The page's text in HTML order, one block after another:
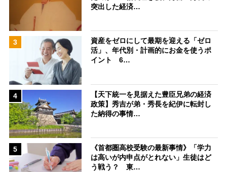
突出した経済…
3
資産をゼロにして最期を迎える「ゼロ
活」、年代別・計画的にお金を使うポ
イント 6…
4
【天下統一を見据えた豊臣兄弟の経済
政策】秀吉が弟・秀長を紀伊に転封し
た納得の事情…
5
《首都圏高校受験の最新事情》「学力
は高いが内申点がとれない」生徒はど
う戦う？ 東…